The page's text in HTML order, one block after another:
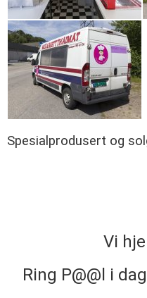
Spesialprodusert og
Vi
Ring P@@l i